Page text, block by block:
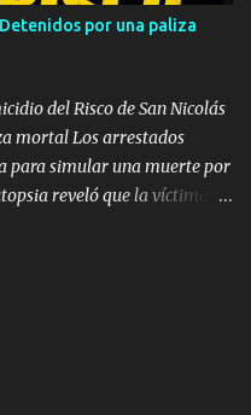
a bordo en el momento
personas heridas de
o el conductor. Hasta el
recursos de eme...
por una paliza
del Risco de San Nicolás
mortal Los arrestados
para simular una muerte por
reveló que la víctima
de Policía Judicial de
Risco de San Nicolás, en la
Risco' se ha